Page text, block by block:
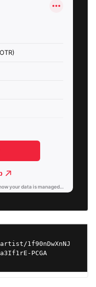
1f90nDwXnNJ
PCGA